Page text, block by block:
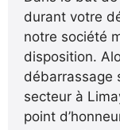
durant votre
notre société
disposition.
débarrassage
secteur à
point